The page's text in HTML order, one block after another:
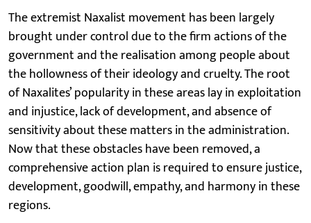
The extremist Naxalist movement has been largely
brought under control due to the firm actions of the
government and the realisation among people about
the hollowness of their ideology and cruelty. The root
of Naxalites’ popularity in these areas lay in exploitation
and injustice, lack of development, and absence of
sensitivity about these matters in the administration.
Now that these obstacles have been removed, a
comprehensive action plan is required to ensure justice,
development, goodwill, empathy, and harmony in these
regions.